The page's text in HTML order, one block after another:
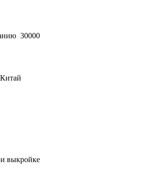
30000
выкройке